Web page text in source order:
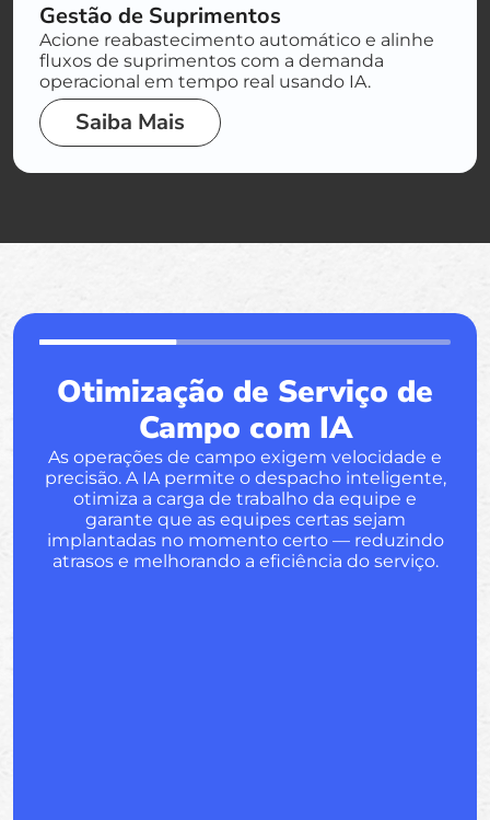
Gestão de Suprimentos
Acione reabastecimento automático e alinhe
fluxos de suprimentos com a demanda
operacional em tempo real usando IA.
Saiba Mais
Otimização de Serviço de
Campo com IA
As operações de campo exigem velocidade e
precisão. A IA permite o despacho inteligente,
otimiza a carga de trabalho da equipe e
garante que as equipes certas sejam
implantadas no momento certo — reduzindo
atrasos e melhorando a eficiência do serviço.